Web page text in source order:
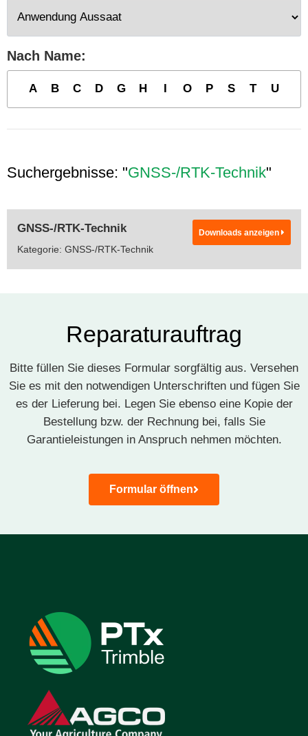
Nach Name:
A B C D G H O P S T U
Suchergebnisse: "GNSS-/RTK-Technik"
GNSS-/RTK-Technik Downloads anzeigen
Kategorie: GNSS-/RTK-Technik
Reparaturauftrag​
Bitte füllen Sie dieses Formular sorgfältig aus. Versehen
Sie es mit den notwendigen Unterschriften und fügen Sie
es der Lieferung bei. Legen Sie ebenso eine Kopie der
Bestellung bzw. der Rechnung bei, falls Sie
Garantieleistungen in Anspruch nehmen möchten.
Formular öffnen